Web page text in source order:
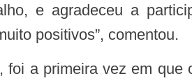
e agradeceu a
positivos”, comentou.